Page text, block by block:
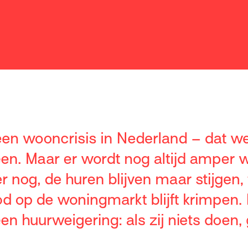
wooncrisis in Nederland – dat
Maar er wordt nog altijd amper
nog, de huren blijven maar
op de woningmarkt blijft krimpen.
huurweigering: als zij niets